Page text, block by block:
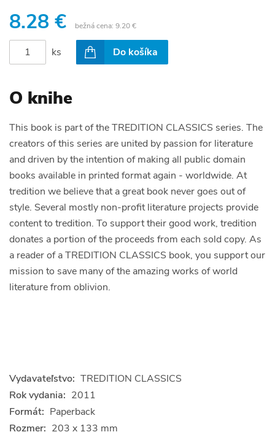
8.28 € bežná cena: 9.20 €
ks Do košíka
O knihe
This book is part of the TREDITION CLASSICS series. The
creators of this series are united by passion for literature
and driven by the intention of making all public domain
books available in printed format again - worldwide. At
tredition we believe that a great book never goes out of
style. Several mostly non-profit literature projects provide
content to tredition. To support their good work, tredition
donates a portion of the proceeds from each sold copy. As
a reader of a TREDITION CLASSICS book, you support our
mission to save many of the amazing works of world
literature from oblivion.
Vydavateľstvo: TREDITION CLASSICS
Rok vydania: 2011
Formát: Paperback
Rozmer: 203 x 133 mm